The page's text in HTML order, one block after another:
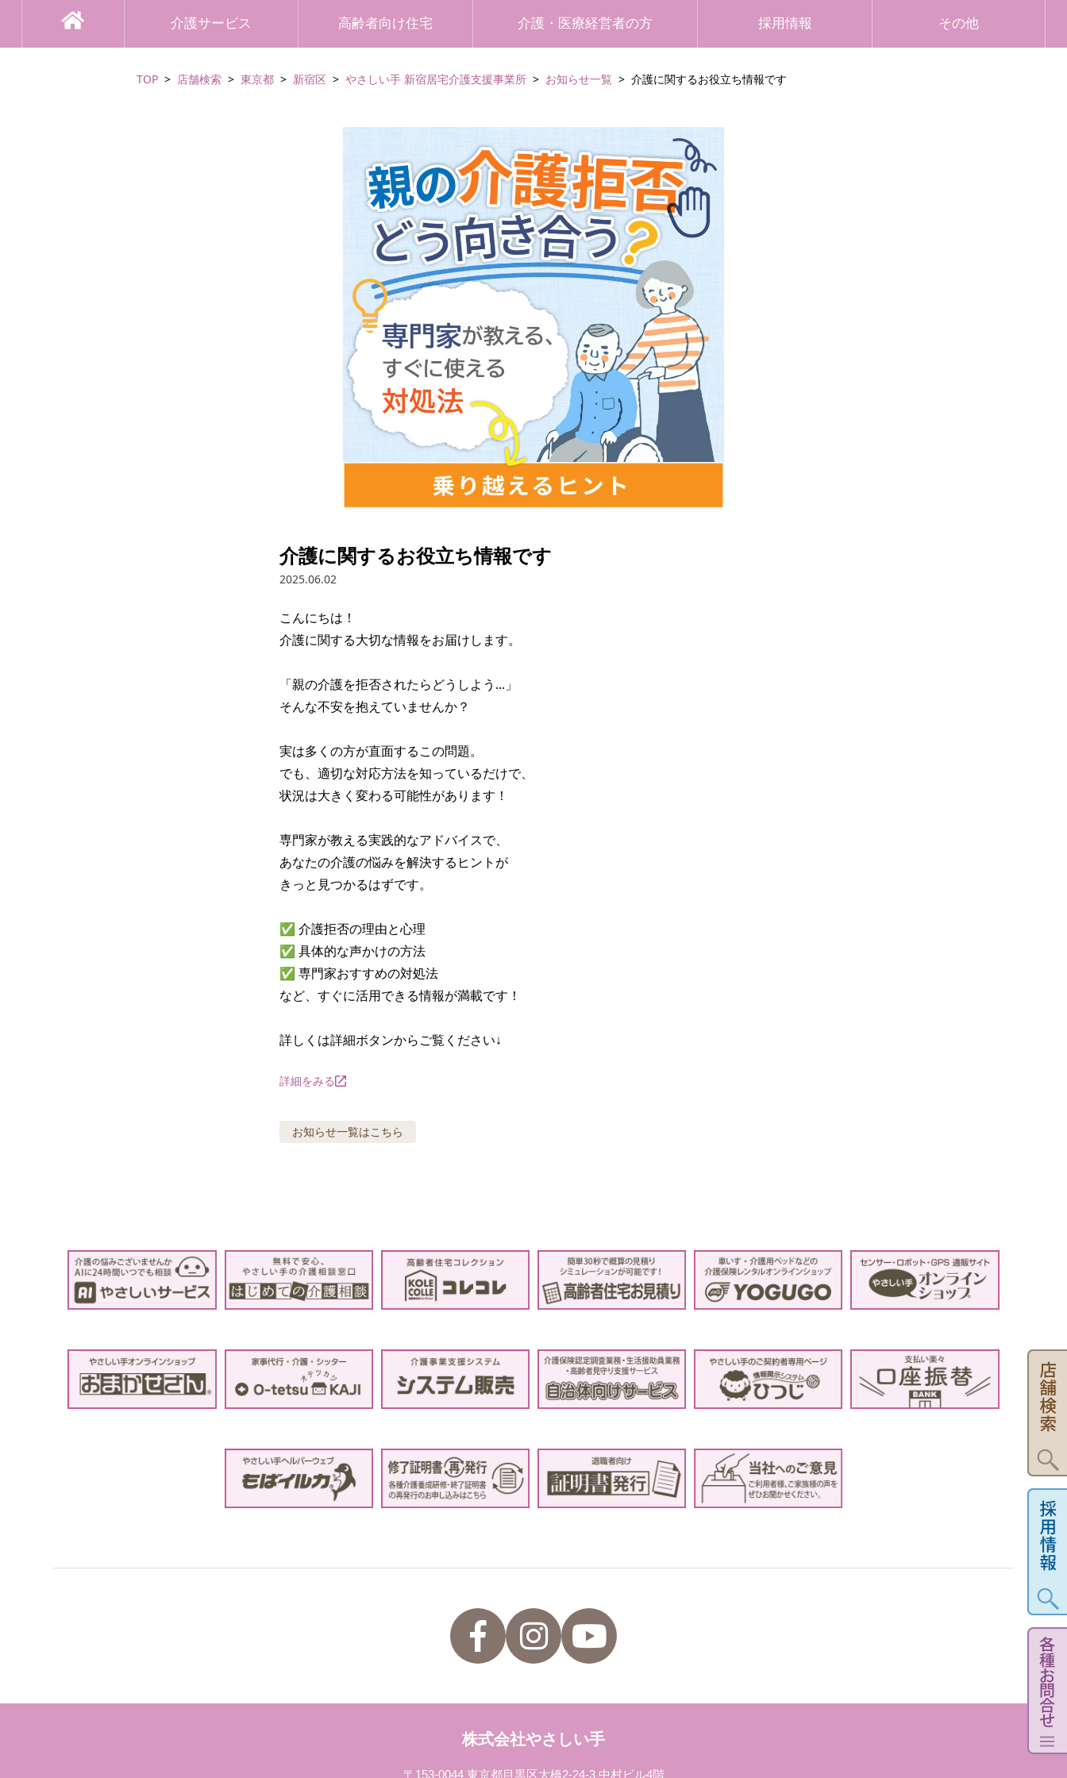
介護サービス 高齢者向け住宅 介護・医療経営者の方 採用情報 その他
TOP 店舗検索 東京都 新宿区 やさしい手 新宿居宅介護支援事業所 お知らせ一覧 介護に関するお役立ち情報です
介護に関するお役立ち情報です
2025.06.02
こんにちは！
介護に関する大切な情報をお届けします。
「親の介護を拒否されたらどうしよう...」
そんな不安を抱えていませんか？
実は多くの方が直面するこの問題。
でも、適切な対応方法を知っているだけで、
状況は大きく変わる可能性があります！
専門家が教える実践的なアドバイスで、
あなたの介護の悩みを解決するヒントが
きっと見つかるはずです。
✅ 介護拒否の理由と心理
✅ 具体的な声かけの方法
✅ 専門家おすすめの対処法
など、すぐに活用できる情報が満載です！
詳しくは詳細ボタンからご覧ください↓
詳細をみる
お知らせ一覧はこちら
株式会社やさしい手
〒153-0044 東京都目黒区大橋2-24-3 中村ビル4階